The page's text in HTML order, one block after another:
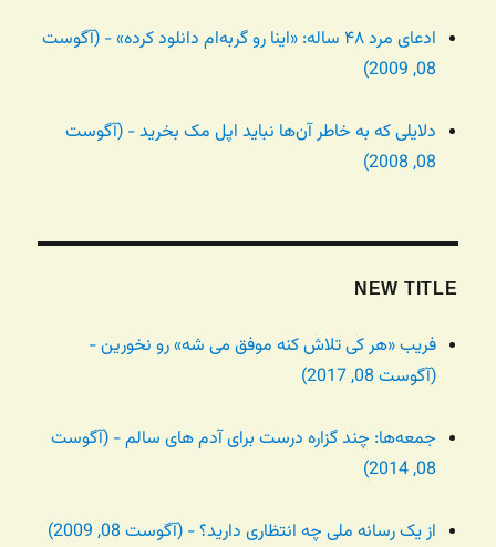
ادعای مرد ۴۸ ساله: «اینا رو گربه‌ام دانلود کرده» - (آگوست
08, 2009)
دلایلی که به خاطر آن‌ها نباید اپل مک بخرید - (آگوست
08, 2008)
NEW TITLE
فریب «هر کی تلاش کنه موفق می شه» رو نخورین -
(آگوست 08, 2017)
جمعه‌ها: چند گزاره درست برای آدم های سالم - (آگوست
08, 2014)
از یک رسانه ملی چه انتظاری دارید؟ - (آگوست 08, 2009)